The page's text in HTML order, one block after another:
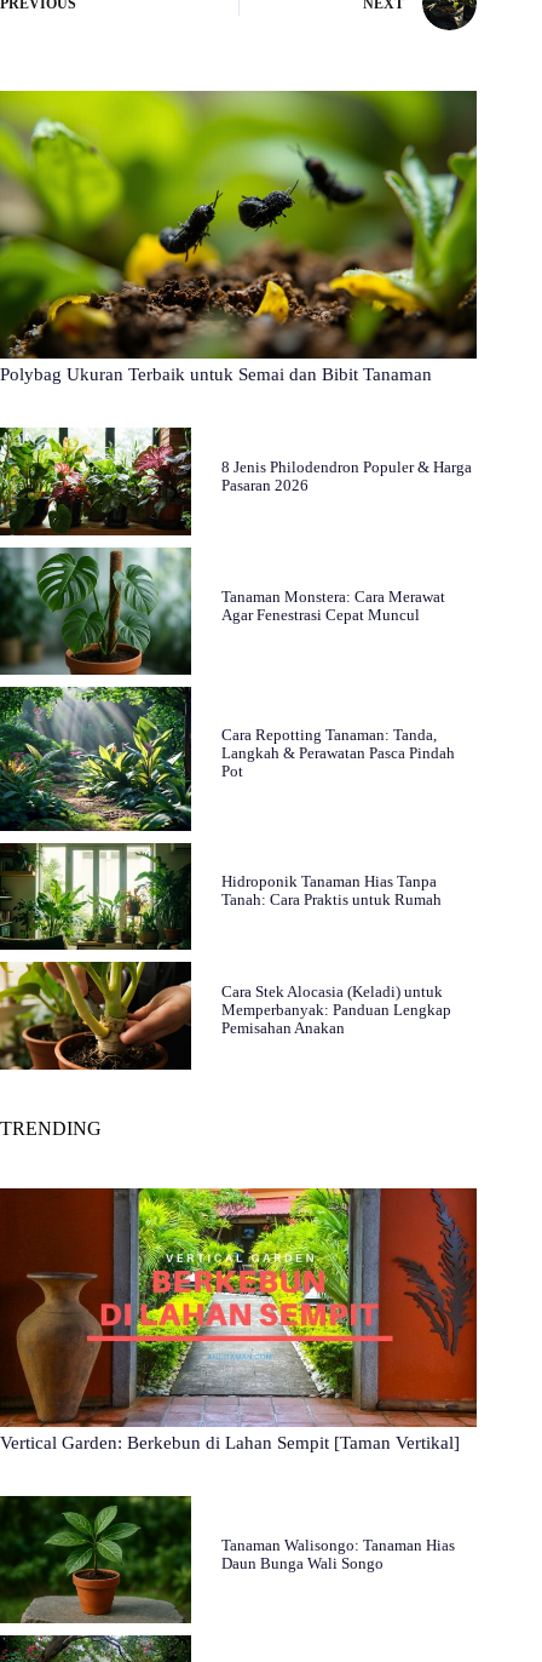
PREVIOUS NEXT
Polybag Ukuran Terbaik untuk Semai dan Bibit Tanaman
8 Jenis Philodendron Populer & Harga
Pasaran 2026
Tanaman Monstera: Cara Merawat
Agar Fenestrasi Cepat Muncul
Cara Repotting Tanaman: Tanda,
Langkah & Perawatan Pasca Pindah
Pot
Hidroponik Tanaman Hias Tanpa
Tanah: Cara Praktis untuk Rumah
Cara Stek Alocasia (Keladi) untuk
Memperbanyak: Panduan Lengkap
Pemisahan Anakan
TRENDING
Vertical Garden: Berkebun di Lahan Sempit [Taman Vertikal]
Tanaman Walisongo: Tanaman Hias
Daun Bunga Wali Songo